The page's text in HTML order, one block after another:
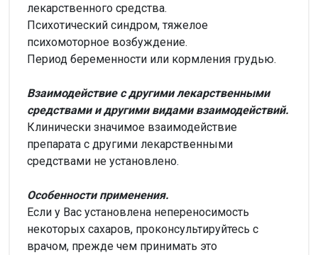
лекарственного средства.
Психотический синдром, тяжелое
психомоторное возбуждение.
Период беременности или кормления грудью.
Взаимодействие с другими лекарственными
средствами и другими видами взаимодействий.
Клинически значимое взаимодействие
препарата с другими лекарственными
средствами не установлено.
Особенности применения.
Если у Вас установлена непереносимость
некоторых сахаров, проконсультируйтесь с
врачом, прежде чем принимать это